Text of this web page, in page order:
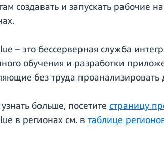
создавать и запускать рабочие
– это бессерверная служба
обучения и разработки
без труда
больше, посетите страницу
в регионах см. в таблице